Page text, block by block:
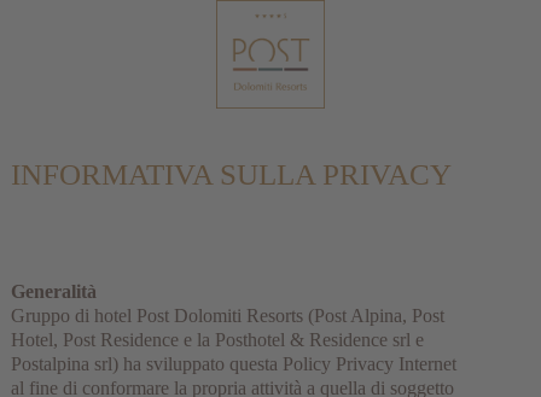
INFORMATIVA SULLA PRIVACY
Generalità
Gruppo di hotel Post Dolomiti Resorts (Post Alpina, Post
Hotel, Post Residence e la Posthotel & Residence srl e
Postalpina srl) ha sviluppato questa Policy Privacy Internet
al fine di conformare la propria attività a quella di soggetto